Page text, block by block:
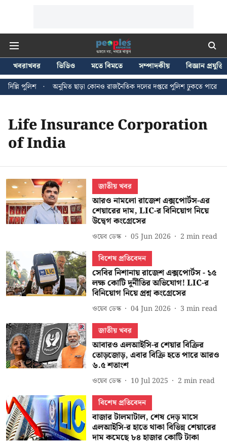
খবরাখবর ভিডিও মতে বিমতে সম্পাদকীয়
বিজ্ঞান প্রযুক্তি
পুলিশ
অনুমিত ছাড়া কোনও রাজনৈতিক দলের দপ্তরে পুলিশ ঢুকতে পারে না -
Life Insurance Corporation
of India
জাতীয় খবর
আরও নামলো রাজেশ এক্সপোর্টস-এর
শেয়ারের দাম, LIC-র বিনিয়োগ নিয়ে
উদ্বেগ কংগ্রেসের
ওয়েব ডেস্ক 05 Jun 2026 2 min read
বিশেষ প্রতিবেদন
সেবির নিশানায় রাজেশ এক্সপোর্টস - ১৫
লক্ষ কোটি দুর্নীতির অভিযোগ! LIC-র
বিনিয়োগ নিয়ে প্রশ্ন কংগ্রেসের
ওয়েব ডেস্ক 04 Jun 2026 3 min read
জাতীয় খবর
আবারও এলআইসি-র শেয়ার বিক্রির
তোড়জোড়, এবার বিক্রি হতে পারে আরও
৬.৫ শতাংশ
ওয়েব ডেস্ক 10 Jul 2025 2 min read
বিশেষ প্রতিবেদন
বাজার টালমাটাল, শেষ দেড় মাসে
এলআইসি-র হাতে থাকা বিভিন্ন শেয়ারের
দাম কমেছে ৮৪ হাজার কোটি টাকা